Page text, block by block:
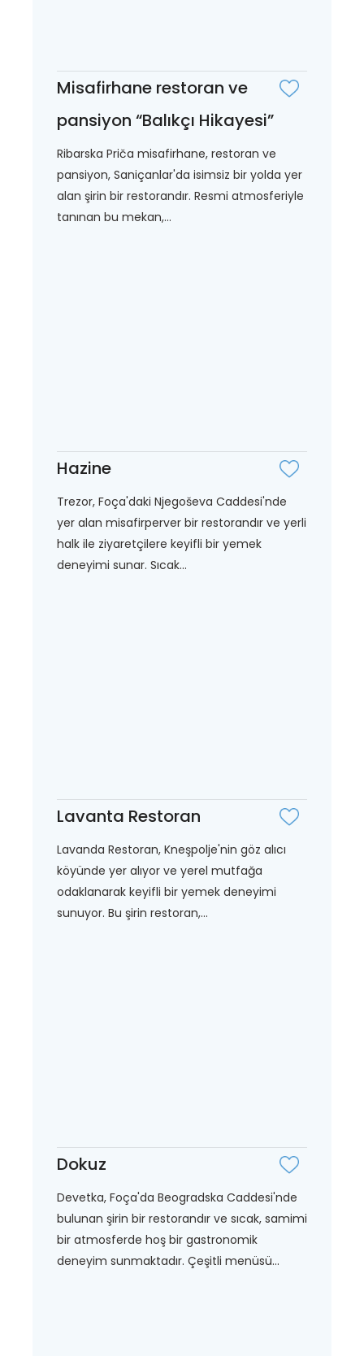
Misafirhane restoran ve
pansiyon “Balıkçı Hikayesi”
Ribarska Priča misafirhane, restoran ve
pansiyon, Saniçanlar'da isimsiz bir yolda yer
alan şirin bir restorandır. Resmi atmosferiyle
tanınan bu mekan,...
Hazine
Trezor, Foça'daki Njegoševa Caddesi'nde
yer alan misafirperver bir restorandır ve yerli
halk ile ziyaretçilere keyifli bir yemek
deneyimi sunar. Sıcak...
Lavanta Restoran
Lavanda Restoran, Kneşpolje'nin göz alıcı
köyünde yer alıyor ve yerel mutfağa
odaklanarak keyifli bir yemek deneyimi
sunuyor. Bu şirin restoran,...
Dokuz
Devetka, Foça'da Beogradska Caddesi'nde
bulunan şirin bir restorandır ve sıcak, samimi
bir atmosferde hoş bir gastronomik
deneyim sunmaktadır. Çeşitli menüsü...